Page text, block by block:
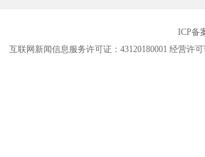
ICP备
互联网新闻信息服务许可证：43120180001 经营许可